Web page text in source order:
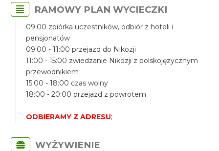
RAMOWY PLAN WYCIECZKI
09:00 zbiórka uczestników, odbiór z hoteli i
pensjonatów
09:00 - 11:00 przejazd do Nikozji
11:00 - 15:00 zwiedzanie Nikozji z polskojęzycznym
przewodnikiem
15:00 - 18:00 czas wolny
18:00 - 20:00 przejazd z powrotem
ODBIERAMY Z ADRESU;
WYŻYWIENIE